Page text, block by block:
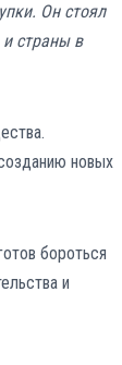
Он стоял
страны в
новых
бороться
и